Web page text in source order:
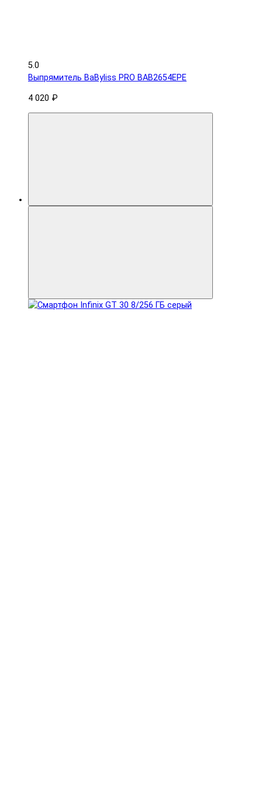
5.0
Выпрямитель BaByliss PRO BAB2654EPE
4 020 ₽